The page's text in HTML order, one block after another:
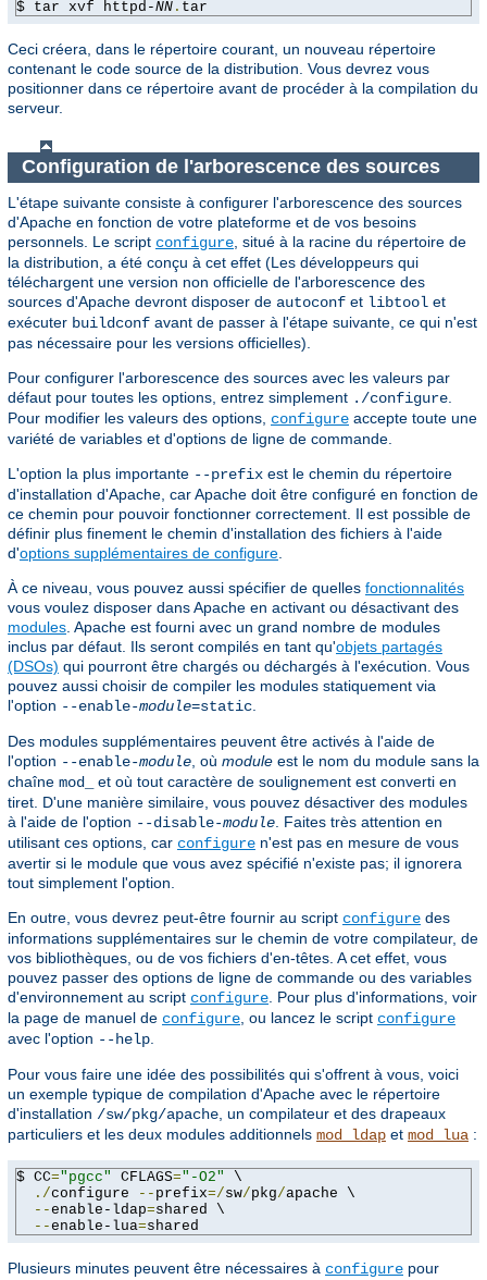
$ tar xvf httpd-NN . tar
Ceci créera, dans le répertoire courant, un nouveau répertoire
contenant le code source de la distribution. Vous devrez vous
positionner dans ce répertoire avant de procéder à la compilation du
serveur.
Configuration de l'arborescence des sources
L'étape suivante consiste à configurer l'arborescence des sources
d'Apache en fonction de votre plateforme et de vos besoins
personnels. Le script configure , situé à la racine du répertoire de
la distribution, a été conçu à cet effet (Les développeurs qui
téléchargent une version non officielle de l'arborescence des
sources d'Apache devront disposer de autoconf et libtool et
exécuter buildconf avant de passer à l'étape suivante, ce qui n'est
pas nécessaire pour les versions officielles).
Pour configurer l'arborescence des sources avec les valeurs par
défaut pour toutes les options, entrez simplement ./configure
Pour modifier les valeurs des options, configure accepte toute une
variété de variables et d'options de ligne de commande.
L'option la plus importante --prefix est le chemin du répertoire
d'installation d'Apache, car Apache doit être configuré en fonction de
ce chemin pour pouvoir fonctionner correctement. Il est possible de
définir plus finement le chemin d'installation des fichiers à l'aide
d'options supplémentaires de configure
À ce niveau, vous pouvez aussi spécifier de quelles fonctionnalités
vous voulez disposer dans Apache en activant ou désactivant des
modules . Apache est fourni avec un grand nombre de modules
inclus par défaut. Ils seront compilés en tant qu'objets partagés
(DSOs) qui pourront être chargés ou déchargés à l'exécution. Vous
pouvez aussi choisir de compiler les modules statiquement via
l'option --enable-module=static
Des modules supplémentaires peuvent être activés à l'aide de
l'option --enable-module , où module est le nom du module sans la
chaîne mod_
et où tout caractère de soulignement est converti en
tiret. D'une manière similaire, vous pouvez désactiver des modules
à l'aide de l'option --disable-module . Faites très attention en
utilisant ces options, car configure n'est pas en mesure de vous
avertir si le module que vous avez spécifié n'existe pas; il ignorera
tout simplement l'option.
En outre, vous devrez peut-être fournir au script configure des
informations supplémentaires sur le chemin de votre compilateur, de
vos bibliothèques, ou de vos fichiers d'en-têtes. A cet effet, vous
pouvez passer des options de ligne de commande ou des variables
d'environnement au script configure . Pour plus d'informations, voir
la page de manuel de configure , ou lancez le script configure
avec l'option --help
Pour vous faire une idée des possibilités qui s'offrent à vous, voici
un exemple typique de compilation d'Apache avec le répertoire
d'installation /sw/pkg/apache , un compilateur et des drapeaux
particuliers et les deux modules additionnels mod_ldap et mod_lua :
$ CC="pgcc" CFLAGS="-O2"
\
./configure -- prefix=/sw/pkg/apache \
--enable-ldap=shared \
--enable-lua=shared
Plusieurs minutes peuvent être nécessaires à configure pour